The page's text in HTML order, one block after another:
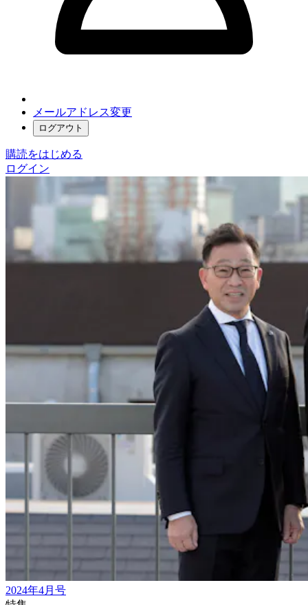
メールアドレス変更
ログアウト
購読をはじめる
ログイン
2024年4月号